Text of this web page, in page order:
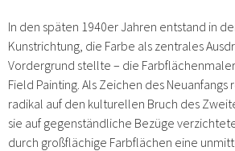
In den späten 1940er Jahren entstand in
Kunstrichtung, die Farbe als zentrales
Vordergrund stellte – die
Field Painting. Als Zeichen des
radikal auf den kulturellen Bruch des
sie auf gegenständliche Bezüge
durch großflächige Farbflächen eine